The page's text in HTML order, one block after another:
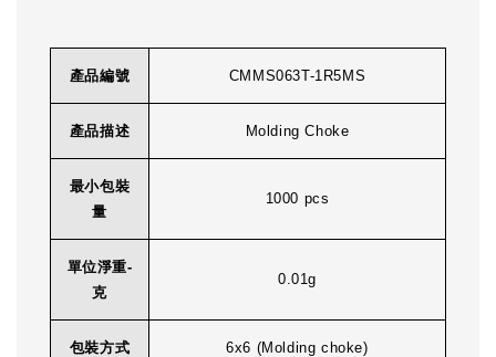
產品編號 CMMS063T-1R5MS
產品描述 Molding Choke
最小包裝
量
1000 pcs
單位淨重-
克
0.01g
包裝方式 6x6 (Molding choke)